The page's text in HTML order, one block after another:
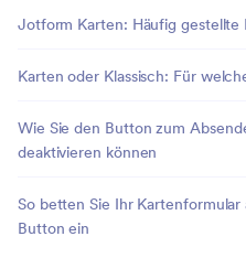
Jotform Karten: Häufig gestellte
Karten oder Klassisch: Für
Wie Sie den Button zum
deaktivieren können
So betten Sie Ihr
Button ein